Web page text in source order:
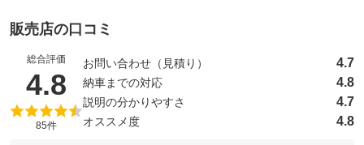
販売店の口コミ
総合評価
4.8 （5点満点中）
85件
お問い合わせ（見積り） 4.7
納車までの対応 4.8
説明の分かりやすさ 4.7
オススメ度 4.8